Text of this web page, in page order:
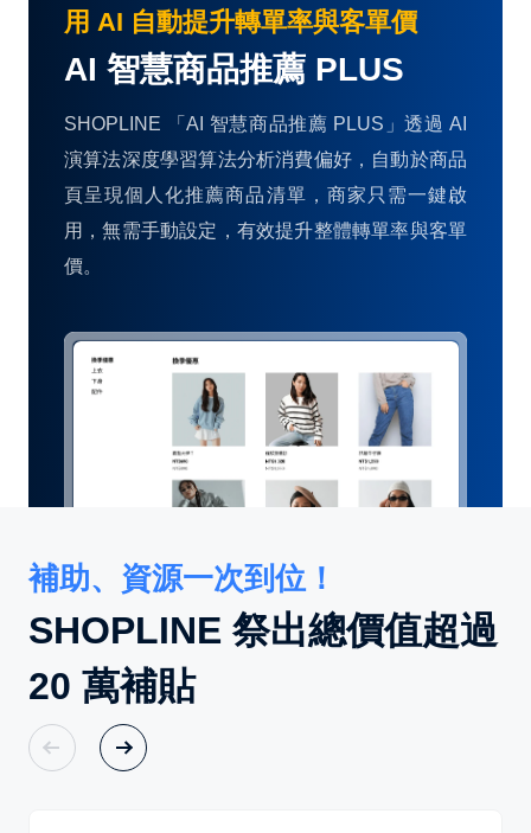
用 AI 自動提升轉單率與客單價
AI 智慧商品推薦 PLUS
SHOPLINE 「AI 智慧商品推薦 PLUS」透過 AI
演算法深度學習算法分析消費偏好，自動於商品
頁呈現個人化推薦商品清單，商家只需一鍵啟
用，無需手動設定，有效提升整體轉單率與客單
價。
補助、資源一次到位！
SHOPLINE 祭出總價值超過
20 萬補貼